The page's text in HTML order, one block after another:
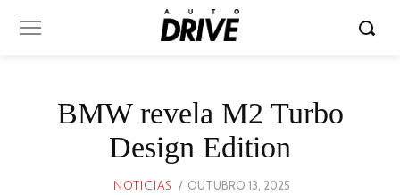
BMW revela M2 Turbo
Design Edition
NOTICIAS
POSTED
OUTUBRO 13, 2025